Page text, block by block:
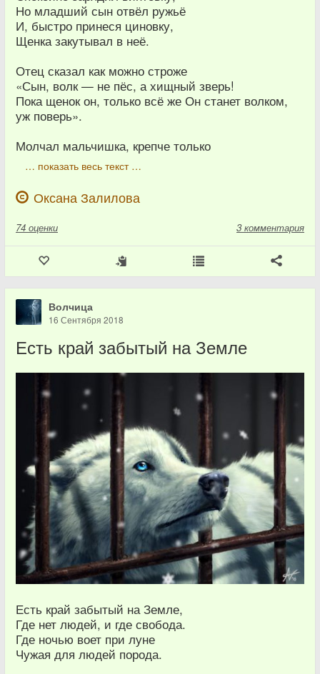
Но младший сын отвёл ружьё
И, быстро принеся циновку,
Щенка закутывал в неё.
Отец сказал как можно строже
«Сын, волк — не пёс, а хищный зверь!
Пока щенок он, только всё же Он станет волком,
уж поверь».
Молчал мальчишка, крепче только
… показать весь текст …
Оксана Залилова
74 оценки 3 комментария
Волчица
16 Сентября 2018
Есть край забытый на Земле
Есть край забытый на Земле,
Где нет людей, и где свобода.
Где ночью воет при луне
Чужая для людей порода.